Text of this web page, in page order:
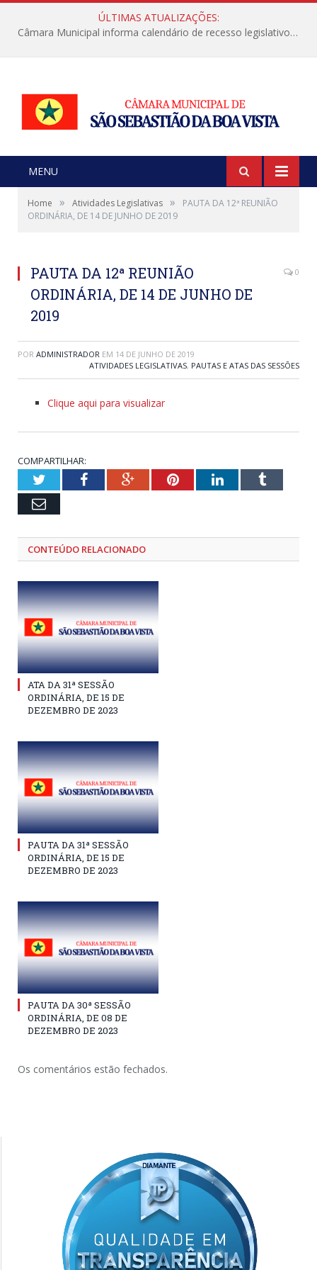
ÚLTIMAS ATUALIZAÇÕES:
Câmara Municipal informa calendário de recesso legislativo de julho
MENU
Home » Atividades Legislativas »
PAUTA DA 12ª REUNIÃO
ORDINÁRIA, DE 14 DE JUNHO DE 2019
PAUTA DA 12ª REUNIÃO
ORDINÁRIA, DE 14 DE JUNHO DE
2019
0
POR ADMINISTRADOR EM 14 DE JUNHO DE 2019
ATIVIDADES LEGISLATIVAS, PAUTAS E ATAS DAS SESSÕES
Clique aqui para visualizar
COMPARTILHAR:
TwitterFacebookGoogle+PinterestLinkedInTumblr
Email
CONTEÚDO RELACIONADO
ATA DA 31ª SESSÃO
ORDINÁRIA, DE 15 DE
DEZEMBRO DE 2023
PAUTA DA 31ª SESSÃO
ORDINÁRIA, DE 15 DE
DEZEMBRO DE 2023
PAUTA DA 30ª SESSÃO
ORDINÁRIA, DE 08 DE
DEZEMBRO DE 2023
Os comentários estão fechados.